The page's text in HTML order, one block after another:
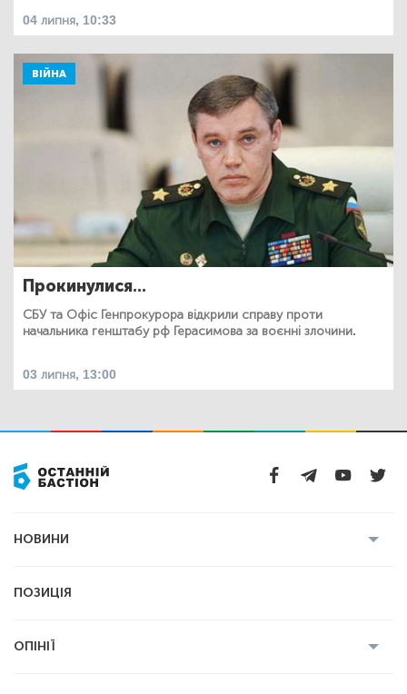
04 липня, 10:33
ВІЙНА
Прокинулися...
СБУ та Офіс Генпрокурора відкрили справу проти
начальника генштабу рф Герасимова за воєнні злочини.
03 липня, 13:00
НОВИНИ
Економіка
ПОЗИЦІЯ
ОПІНІЇ